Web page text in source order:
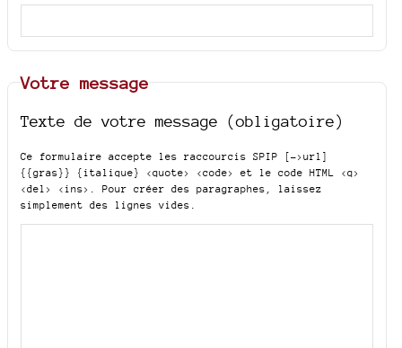
Votre message
Texte de votre message (obligatoire)
Ce formulaire accepte les raccourcis SPIP
[->url]
{{gras}} {italique} <quote> <code>
et le code HTML <q>
<del> <ins> . Pour créer des paragraphes, laissez
simplement des lignes vides.